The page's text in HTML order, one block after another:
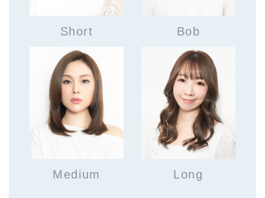
Short Bob
Medium Long